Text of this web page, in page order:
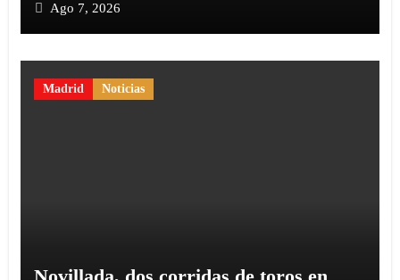
Ago 7, 2026
Madrid Noticias